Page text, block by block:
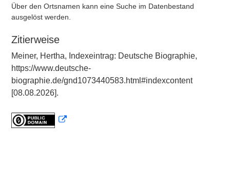
Über den Ortsnamen kann eine Suche im Datenbestand
ausgelöst werden.
Zitierweise
Meiner, Hertha, Indexeintrag: Deutsche Biographie,
https://www.deutsche-
biographie.de/gnd1073440583.html#indexcontent
[08.08.2026].